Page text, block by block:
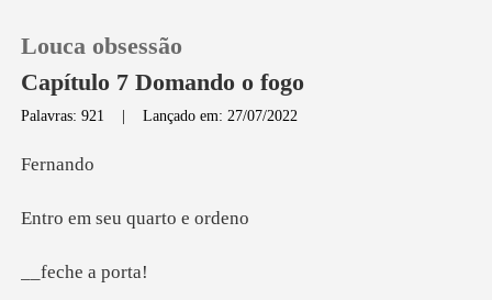
Loja
Histórico
Louca obsessão
Capítulo 7 Domando o fogo
Palavras: 921 |Lançado em: 27/07/2022
rn
seu quart
he a